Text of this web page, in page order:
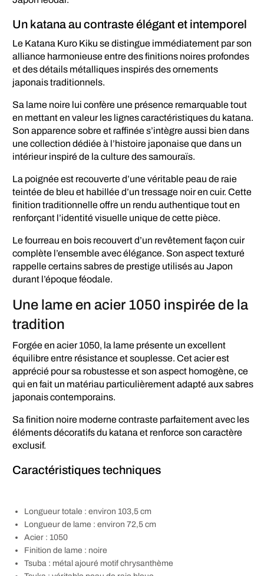
Un katana au contraste élégant et intemporel
Le Katana Kuro Kiku se distingue immédiatement par son
alliance harmonieuse entre des finitions noires profondes
et des détails métalliques inspirés des ornements
japonais traditionnels.
Sa lame noire lui confère une présence remarquable tout
en mettant en valeur les lignes caractéristiques du katana.
Son apparence sobre et raffinée s’intègre aussi bien dans
une collection dédiée à l’histoire japonaise que dans un
intérieur inspiré de la culture des samouraïs.
La poignée est recouverte d’une véritable peau de raie
teintée de bleu et habillée d’un tressage noir en cuir. Cette
finition traditionnelle offre un rendu authentique tout en
renforçant l’identité visuelle unique de cette pièce.
Le fourreau en bois recouvert d’un revêtement façon cuir
complète l’ensemble avec élégance. Son aspect texturé
rappelle certains sabres de prestige utilisés au Japon
durant l’époque féodale.
Une lame en acier 1050 inspirée de la
tradition
Forgée en acier 1050, la lame présente un excellent
équilibre entre résistance et souplesse. Cet acier est
apprécié pour sa robustesse et son aspect homogène, ce
qui en fait un matériau particulièrement adapté aux sabres
japonais contemporains.
Sa finition noire moderne contraste parfaitement avec les
éléments décoratifs du katana et renforce son caractère
exclusif.
Caractéristiques techniques
Longueur totale : environ 103,5 cm
Longueur de lame : environ 72,5 cm
Acier : 1050
Finition de lame : noire
Tsuba : métal ajouré motif chrysanthème